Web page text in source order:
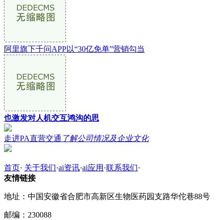
阿里旗下千问APP以“30亿免单”营销勾当
也激发对人机交互鸿沟的思
走进PA直营交通 了解公司情况及企业文化
首页· 关于我们·ai资讯·ai应用 ·联系我们·
友情链接
地址：中国安徽省合肥市高新区生物医药园支路华佗巷88号
邮编：230088